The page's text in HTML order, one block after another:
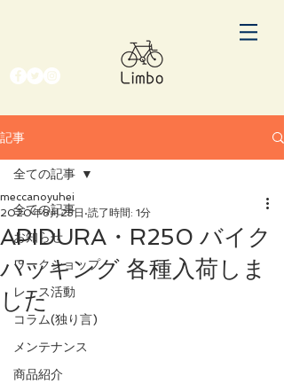
記事
全ての記事
お知らせ
ワークショップ
レース活動
コラム(独り言)
メンテナンス
商品紹介
全ての記事
APIDURA・R250 バイク
パッキング 各種入荷しま
した
meccanoyuhei
2020年8月25日 読了時間: 1分